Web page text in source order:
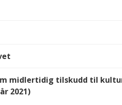
midlertidig tilskudd til
2021)